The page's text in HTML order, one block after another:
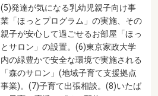
(5)発達が気になる乳幼児親子向け事
業「ほっとプログラム」の実施、その
親子が安心して過ごせるお部屋「ほっ
とサロン」の設置。(6)東京家政大学
内の緑豊かで安全な環境で実施される
「森のサロン」(地域子育て支援拠点
事業)。(7)子育て出張相談。(8)いたば